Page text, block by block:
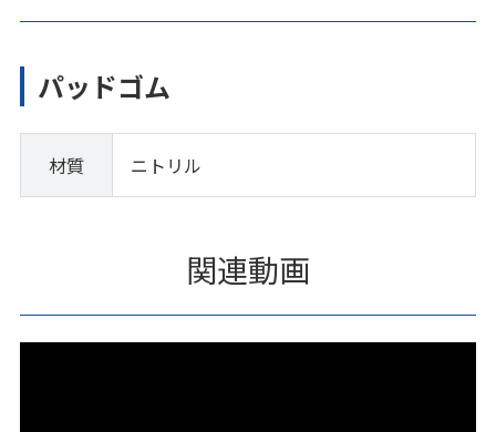
パッドゴム
材質 ニトリル
関連動画